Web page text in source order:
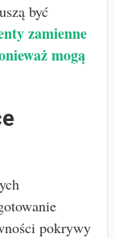
być
zamienne
mogą
pokrywy